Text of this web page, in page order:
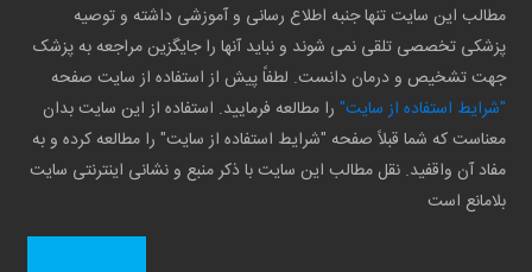
مطالب این سایت تنها جنبه اطلاع رسانی و آموزشی داشته و توصیه
پزشکی تخصصی تلقی نمی شوند و نباید آنها را جایگزین مراجعه به پزشک
جهت تشخیص و درمان دانست. لطفاً پیش از استفاده از سایت صفحه
"شرایط استفاده از سایت" را مطالعه فرمایید. استفاده از این سایت بدان
معناست که شما قبلاً صفحه "شرایط استفاده از سایت" را مطالعه کرده و به
مفاد آن واقفید. نقل مطالب این سایت با ذکر منبع و نشانی اینترنتی سایت
بلامانع است